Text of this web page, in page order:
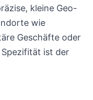
kleine Geo-
wie
Geschäfte oder
ist der